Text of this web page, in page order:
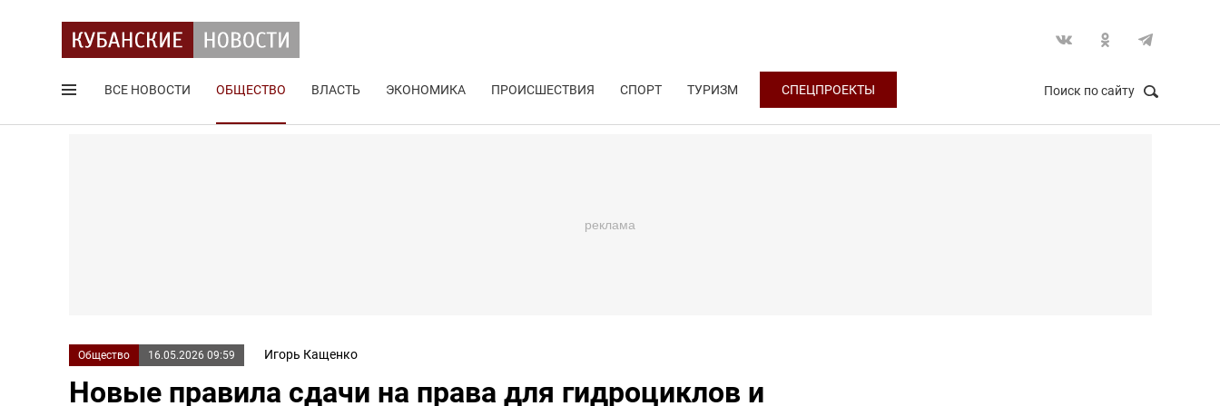
ВСЕ НОВОСТИ ОБЩЕСТВО ВЛАСТЬ ЭКОНОМИКА ПРОИСШЕСТВИЯ СПОРТ ТУРИЗМ СПЕЦПРОЕКТЫ Поиск по сайту
Общество 16.05.2026 09:59 Игорь Кащенко
Новые правила сдачи на права для гидроциклов и